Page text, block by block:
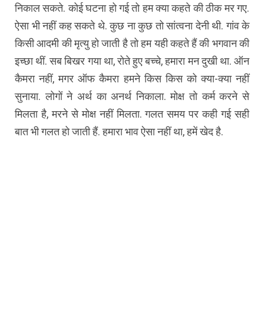
निकाल सकते. कोई घटना हो गई तो हम क्या कहते की ठीक मर गए.
ऐसा भी नहीं कह सकते थे. कुछ ना कुछ तो सांत्वना देनी थी. गांव के
किसी आदमी की मृत्यु हो जाती है तो हम यही कहते हैं की भगवान की
इच्छा थीं. सब बिखर गया था, रोते हुए बच्चे, हमारा मन दुखी था. ऑन
कैमरा नहीं, मगर ऑफ कैमरा हमने किस किस को क्या-क्या नहीं
सुनाया. लोगों ने अर्थ का अनर्थ निकाला. मोक्ष तो कर्म करने से
मिलता है, मरने से मोक्ष नहीं मिलता. गलत समय पर कही गई सही
बात भी गलत हो जाती हैं. हमारा भाव ऐसा नहीं था, हमें खेद है.